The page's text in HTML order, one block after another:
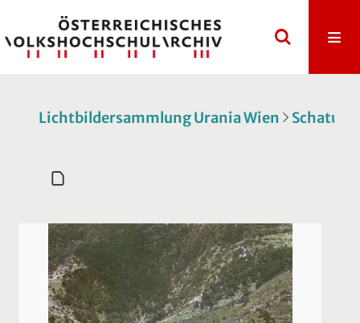
Lichtbildersammlung Urania Wien Schatulle